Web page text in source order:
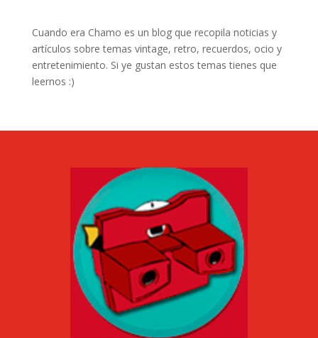
Cuando era Chamo es un blog que recopila noticias y
artículos sobre temas vintage, retro, recuerdos, ocio y
entretenimiento. Si ye gustan estos temas tienes que
leernos :)